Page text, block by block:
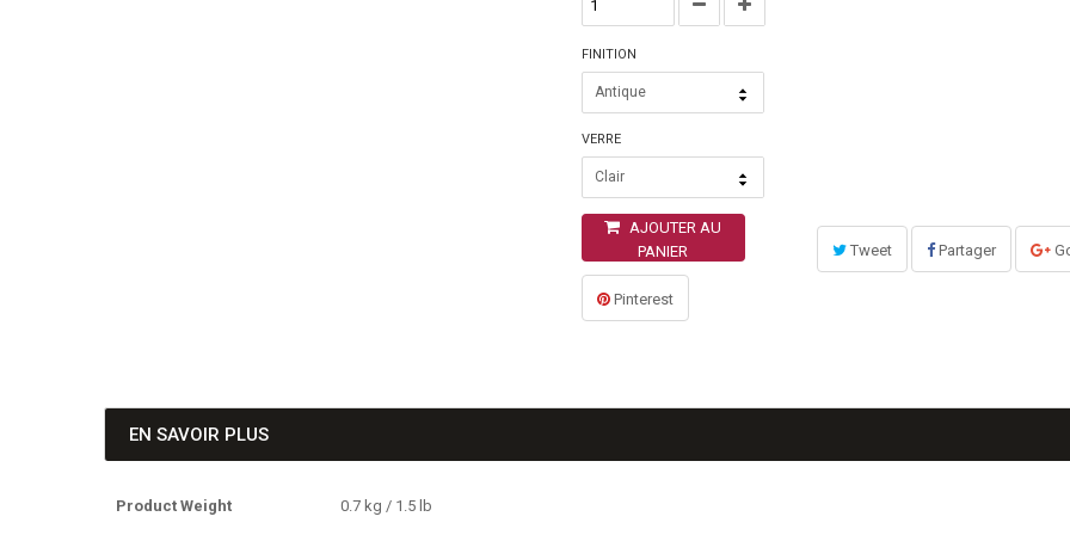
FINITION
Antique
VERRE
Clair
AJOUTER AU
PANIER
Tweet Partager
Pinterest
EN SAVOIR PLUS
Product Weight 0.7 kg / 1.5 lb